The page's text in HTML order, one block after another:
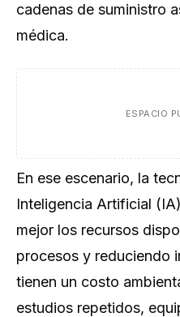
cadenas de suministro
médica.
ESPACIO
En ese escenario, la
Inteligencia Artificial
mejor los recursos
procesos y reduciendo
tienen un costo
estudios repetidos,